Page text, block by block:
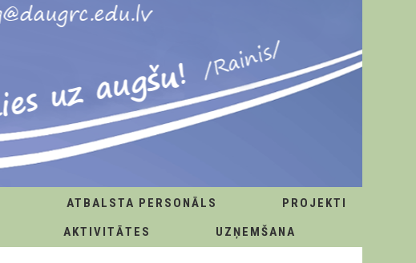
ATBALSTA PERSONĀLS
PROJEKTI
AKTIVITĀTES UZŅEMŠANA